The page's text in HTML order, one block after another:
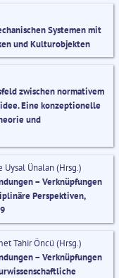
Systemen mit
und Kulturobjekten
zwischen normativem
Eine konzeptionelle
und
Uysal Ünalan (Hrsg.)
– Verknüpfungen
Perspektiven,
Tahir Öncü (Hrsg.)
– Verknüpfungen